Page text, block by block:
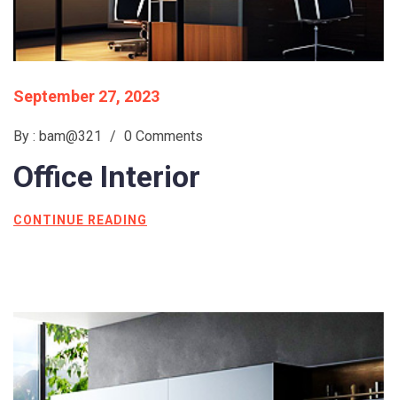
September 27, 2023
By : bam@321 / 0 Comments
Office Interior
CONTINUE READING